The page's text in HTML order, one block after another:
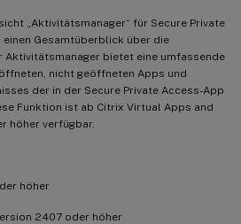
„Aktivitätsmanager“ für Secure Private
einen Gesamtüberblick über die
Aktivitätsmanager bietet eine umfassende
nicht geöffneten Apps und
der in der Secure Private Access-App
Funktion ist ab Citrix Virtual Apps and
höher verfügbar.
höher
2407 oder höher